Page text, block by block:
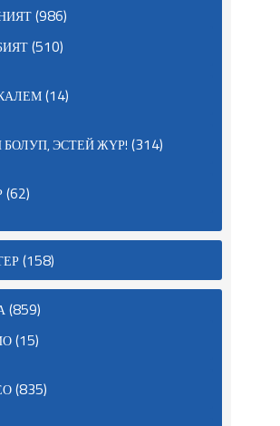
(986)
(510)
(14)
БОЛУП, ЭСТЕЙ ЖҮР! (314)
(62)
(158)
(859)
(15)
(835)